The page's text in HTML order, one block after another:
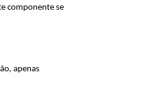
componente se
apenas